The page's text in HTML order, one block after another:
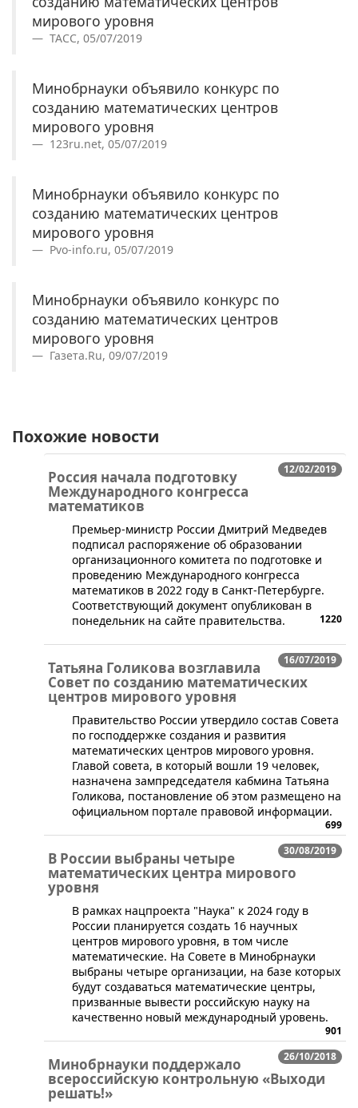
мирового уровня
ТАСС, 05/07/2019
Минобрнауки объявило конкурс по
созданию математических центров
мирового уровня
123ru.net, 05/07/2019
Минобрнауки объявило конкурс по
созданию математических центров
мирового уровня
Pvo-info.ru, 05/07/2019
Минобрнауки объявило конкурс по
созданию математических центров
мирового уровня
Газета.Ru, 09/07/2019
Похожие новости
12/02/2019
Россия начала подготовку
Международного конгресса
математиков
​Премьер-министр России Дмитрий Медведев
подписал распоряжение об образовании
организационного комитета по подготовке и
проведению Международного конгресса
математиков в 2022 году в Санкт-Петербурге.
Соответствующий документ опубликован в
понедельник на сайте правительства.
1220
16/07/2019
Татьяна Голикова возглавила
Совет по созданию математических
центров мирового уровня
​Правительство России утвердило состав Совета
по господдержке создания и развития
математических центров мирового уровня.
Главой совета, в который вошли 19 человек,
назначена зампредседателя кабмина Татьяна
Голикова, постановление об этом размещено на
официальном портале правовой информации.
699
30/08/2019
В России выбраны четыре
математических центра мирового
уровня
В рамках нацпроекта "Наука" к 2024 году в
России планируется создать 16 научных
центров мирового уровня, в том числе
математические. На Совете в Минобрнауки
выбраны четыре организации, на базе которых
будут создаваться математические центры,
призванные вывести российскую науку на
качественно новый международный уровень.
901
26/10/2018
Минобрнауки поддержало
всероссийскую контрольную «Выходи
решать!»